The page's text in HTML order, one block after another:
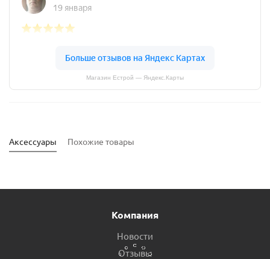
Магазин Естрой — Яндекс.Карты
Аксессуары Похожие товары
Компания
Новости
Отзывы